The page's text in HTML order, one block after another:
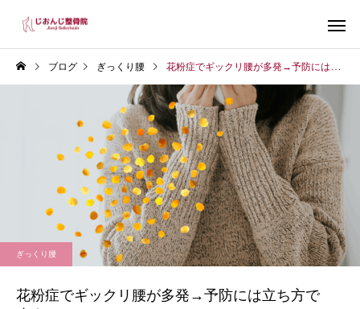
インソール 足の診
ブログ ぎっくり腰 花粉症でギックリ腰が多発→予防には立ち方です！
ぎっくり腰
花粉症でギックリ腰が多発→予防には立ち方で